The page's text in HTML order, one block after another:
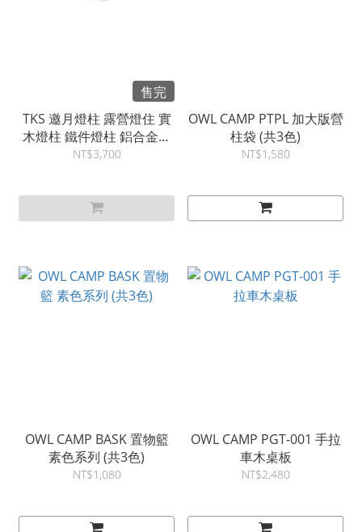
售完
TKS 邀月燈柱 露營燈住 實
木燈柱 鐵件燈柱 鋁合金燈
柱
NT$3,700
OWL CAMP PTPL 加大版營
柱袋 (共3色)
NT$1,580
OWL CAMP BASK 置物籃
素色系列 (共3色)
NT$1,080
OWL CAMP PGT-001 手拉
車木桌板
NT$2,480